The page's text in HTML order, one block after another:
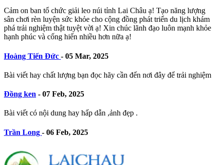
Cảm on ban tổ chức giải leo núi tỉnh Lai Châu ạ! Tạo năng lượng
sân chơi rèn luyện sức khỏe cho cộng đồng phát triển du lịch khám
phá trải nghiệm thật tuyệt vời ạ! Xin chúc lãnh đạo luôn mạnh khỏe
hạnh phúc và cống hiến nhiều hơn nữa ạ!
Hoàng Tiến Đức - 05 Mar, 2025
Bài viết hay chất lượng bạn đọc hãy cần đến nơi đây để trải nghiệm
Đồng ken - 07 Feb, 2025
Bài viết có nội dung hay hấp dẫn ,ảnh đẹp .
Trần Long - 06 Feb, 2025